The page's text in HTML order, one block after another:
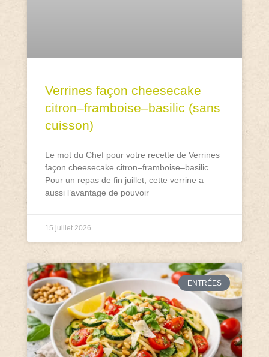
Verrines façon cheesecake
citron–framboise–basilic (sans
cuisson)
Le mot du Chef pour votre recette de Verrines
façon cheesecake citron–framboise–basilic
Pour un repas de fin juillet, cette verrine a
aussi l’avantage de pouvoir
15 juillet 2026
ENTRÉES